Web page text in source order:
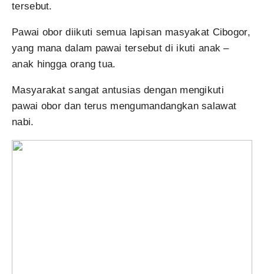
tersebut.
Pawai obor diikuti semua lapisan masyakat Cibogor,
yang mana dalam pawai tersebut di ikuti anak –
anak hingga orang tua.
Masyarakat sangat antusias dengan mengikuti
pawai obor dan terus mengumandangkan salawat
nabi.